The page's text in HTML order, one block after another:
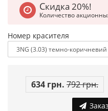
Скидка 20%!
Количество
Номер красителя
634 грн. 792 грн.